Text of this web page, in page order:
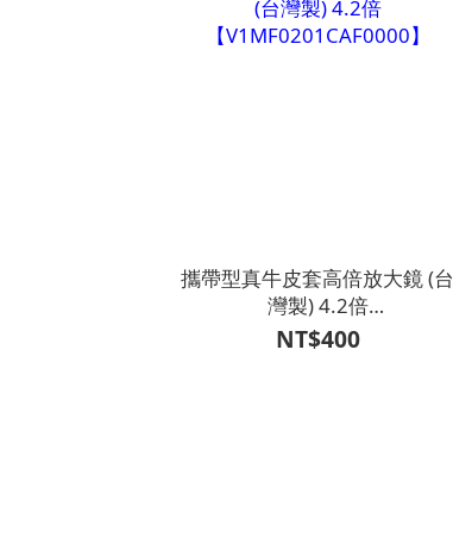
攜帶型真牛皮套高倍放大鏡 (台
灣製) 4.2倍
【V1MF0201CAF0000】
NT$400